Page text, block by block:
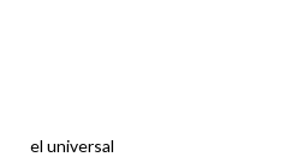
el universal